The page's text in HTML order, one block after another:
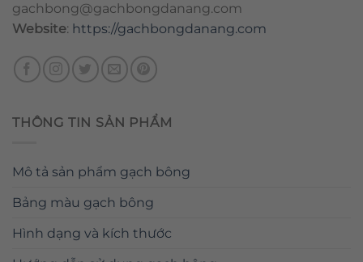
gachbong@gachbongdanang.com
Website: https://gachbongdanang.com
THÔNG TIN SẢN PHẨM
Mô tả sản phẩm gạch bông
Bảng màu gạch bông
Hình dạng và kích thước